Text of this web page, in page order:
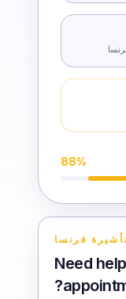
88%
فرنسا
Need